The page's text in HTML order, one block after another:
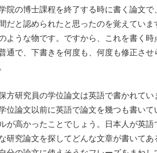
院の博士課程を終了する時に書く論文で
だと認められたと思ったのを覚えてい
ような物です。ですから、これを書く
通で、下書きを何度も、何度も修正さ
方研究員の学位論文は英語で書かれてい
位論文以前に英語で論文を幾つも書いて
が高かったことでしょう。日本人が英
研究論文を探してどんな文章が書いて